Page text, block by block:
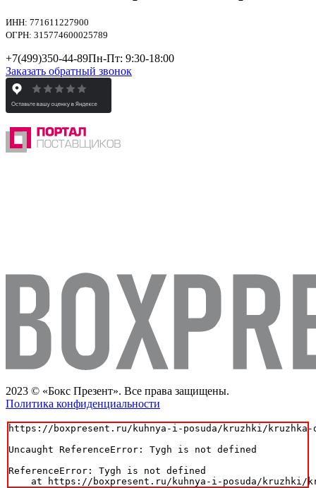
ИНН: 771611227900
ОГРН: 315774600025789
+7(499)350-44-89Пн-Пт: 9:30-18:00
Заказать обратный звонок
2023 © «Бокс Презент». Все права защищены.
Политика конфиденциальности
https://boxpresent.ru/kuhnya-i-posuda/kruzhki/kruzhka-
Uncaught ReferenceError: Tygh is not defined
ReferenceError: Tygh is not defined
at https://boxpresent.ru/kuhnya-i-posuda/kruzhki/